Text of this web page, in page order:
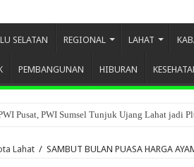
SELATAN REGIONAL LAHAT
PEMBANGUNAN HIBURAN
Pusat, PWI Sumsel Tunjuk Ujang Lahat jadi
Lahat / SAMBUT BULAN PUASA HARGA